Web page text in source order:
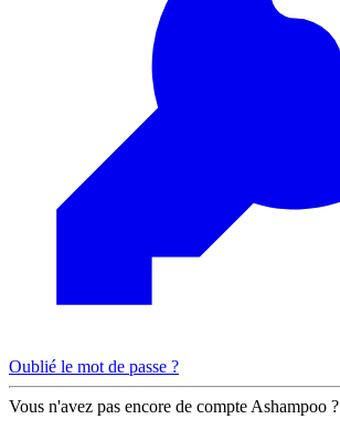
Oublié le mot de passe ?
Vous n'avez pas encore de compte Ashampoo ?